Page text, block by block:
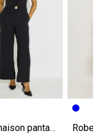
Combinaison pantalon habillée femme